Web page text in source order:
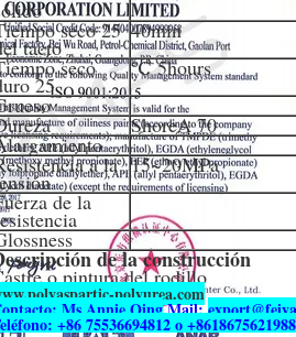
seco 25
tacto
40min
seco
25
℃ 5hours
ShoreA 70
a la 15~20MPa
de la
de la construcción
o pintura del rodillo
polyurea.com
Ms Annie QingMail:
+86 75536694812 o +8618675621988